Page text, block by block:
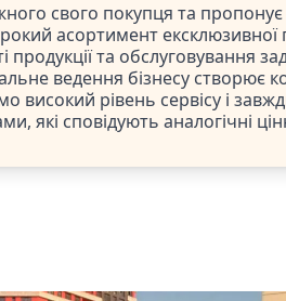
свого покупця та пропонує
асортимент ексклюзивної
продукції та обслуговування
ведення бізнесу створює
рівень сервісу і
які сповідують аналогічні